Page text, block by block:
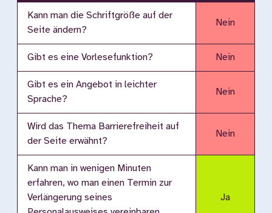
Kann man die Schriftgröße auf der
Seite ändern?
Nein
Gibt es eine Vorlesefunktion? Nein
Gibt es ein Angebot in leichter
Sprache?
Nein
Wird das Thema Barrierefreiheit auf
der Seite erwähnt?
Nein
Kann man in wenigen Minuten
erfahren, wo man einen Termin zur
Verlängerung seines
Ja